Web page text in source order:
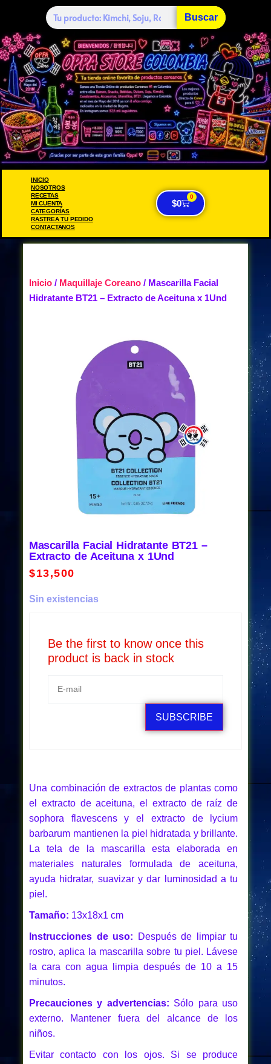
Buscar
INICIO
NOSOTROS
RECETAS
MI CUENTA
CATEGORÍAS
RASTREA TU PEDIDO
CONTACTANOS
$0
0
Inicio / Maquillaje Coreano / Mascarilla Facial
Hidratante BT21 – Extracto de Aceituna x 1Und
Mascarilla Facial Hidratante BT21 –
Extracto de Aceituna x 1Und
$13,500
Sin existencias
Be the first to know once this
product is back in stock
SUBSCRIBE
Una combinación de extractos de plantas como
el extracto de aceituna, el extracto de raíz de
sophora flavescens y el extracto de lycium
barbarum mantienen la piel hidratada y brillante.
La tela de la mascarilla esta elaborada en
materiales naturales formulada de aceituna,
ayuda hidratar, suavizar y dar luminosidad a tu
piel.
Tamaño: 13x18x1 cm
Instrucciones de uso: Después de limpiar tu
rostro, aplica la mascarilla sobre tu piel. Lávese
la cara con agua limpia después de 10 a 15
minutos.
Precauciones y advertencias: Sólo para uso
externo. Mantener fuera del alcance de los
niños.
Evitar contacto con los ojos. Si se produce